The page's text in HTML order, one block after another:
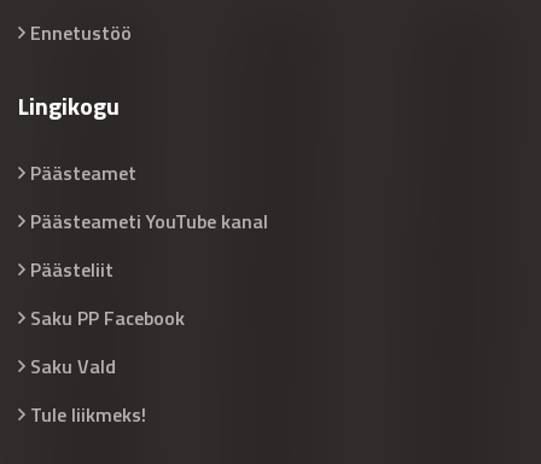
Ennetustöö
Lingikogu
Päästeamet
Päästeameti YouTube kanal
Päästeliit
Saku PP Facebook
Saku Vald
Tule liikmeks!